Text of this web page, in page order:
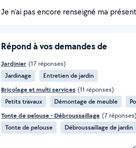
Je n'ai pas encore renseigné ma
Répond à vos demandes de
Jardinier (17 réponses)
Jardinage
Entretien de jardin
Bricolage et multi services (11 réponses)
Petits travaux
Démontage de meuble
Tonte de pelouse - Débroussaillage (7 réponses)
Tonte de pelouse
Débroussaillage de jardin